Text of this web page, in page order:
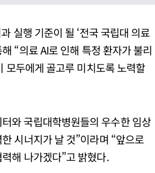
실행 기준이 될 ‘전국 국립대 의료
“의료 AI로 인해 특정 환자가 불리
모두에게 골고루 미치도록 노력할
와 국립대학병원들의 우수한 임상
시너지가 날 것”이라며 “앞으로
해 나가겠다”고 밝혔다.